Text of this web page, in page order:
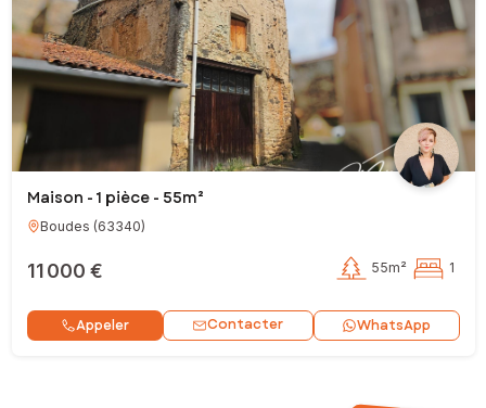
Maison - 1 pièce - 55m²
Boudes (63340)
11 000 € 55m² 1
Appeler Contacter WhatsApp